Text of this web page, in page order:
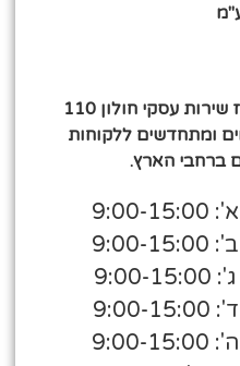
בנק הפועלים בע"מ סניף מרכז שירות עסקי חולון 110
ומתחדשים ללקוחות
ברחבי הארץ.